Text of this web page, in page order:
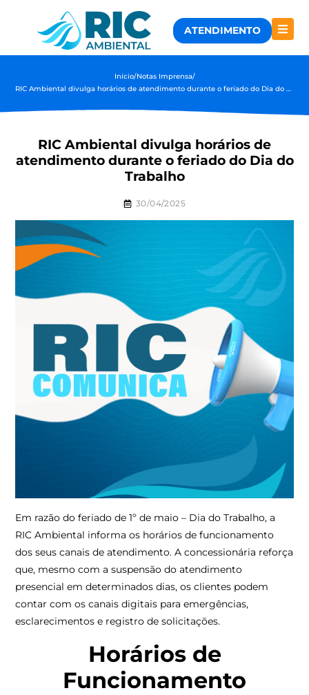
ATENDIMENTO
Início/Notas Imprensa/
RIC Ambiental divulga horários de atendimento durante o feriado do Dia do Trabalho
RIC Ambiental divulga horários de
atendimento durante o feriado do Dia do
Trabalho
30/04/2025
Em razão do feriado de 1º de maio – Dia do Trabalho, a
RIC Ambiental informa os horários de funcionamento
dos seus canais de atendimento. A concessionária reforça
que, mesmo com a suspensão do atendimento
presencial em determinados dias, os clientes podem
contar com os canais digitais para emergências,
esclarecimentos e registro de solicitações.
Horários de
Funcionamento